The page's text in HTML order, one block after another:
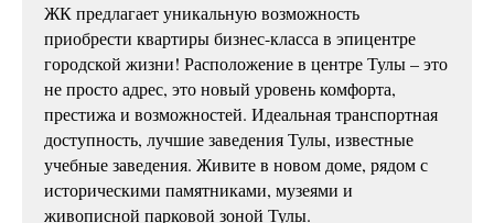
ЖК предлагает уникальную возможность
приобрести квартиры бизнес-класса в эпицентре
городской жизни! Расположение в центре Тулы – это
не просто адрес, это новый уровень комфорта,
престижа и возможностей. Идеальная транспортная
доступность, лучшие заведения Тулы, известные
учебные заведения. Живите в новом доме, рядом с
историческими памятниками, музеями и
живописной парковой зоной Тулы.